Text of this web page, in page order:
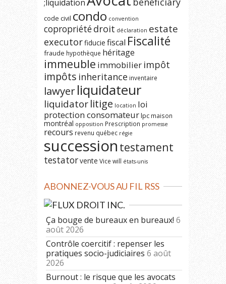
;liquidation
code civil condo convention
copropriétédroit déclaration estate
executorfiducie fiscal Fiscalité
fraude hypothèque héritage
immeuble immobilier impôt
impôts inheritance inventaire
lawyerliquidateur
liquidatorlitige location loi
protection consomateurlpc maison
montréal opposition Prescription promesse
recours revenu québec régie
succession testament
testatorvente Vice will états-unis
ABONNEZ-VOUS AU FIL RSS
DROIT INC.
Ça bouge de bureaux en bureaux! 6
août 2026
Contrôle coercitif : repenser les
pratiques socio-judiciaires 6 août
2026
Burnout : le risque que les avocats